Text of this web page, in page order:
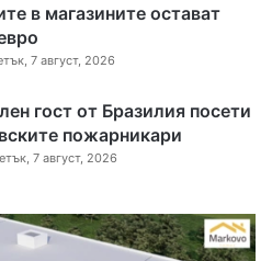
в магазините остават
7 август, 2026
гост от Бразилия посети
пожарникари
7 август, 2026